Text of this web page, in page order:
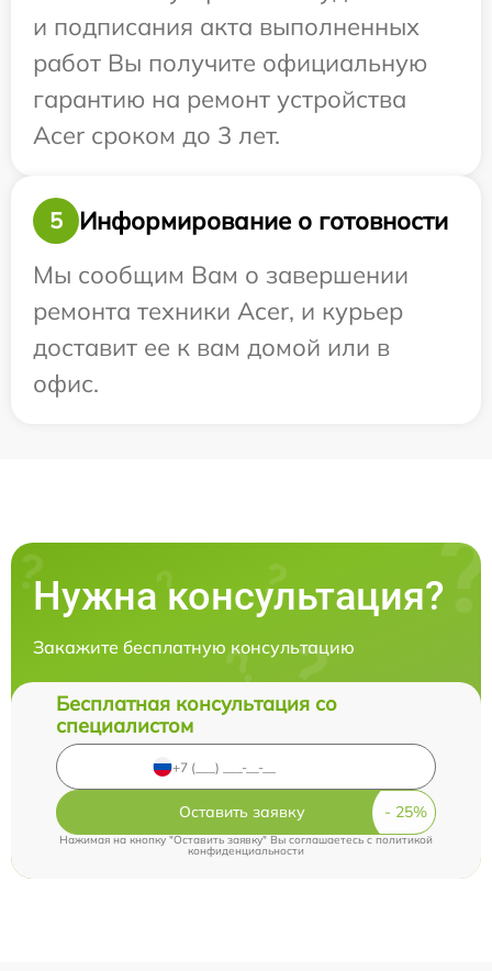
и подписания акта выполненных
работ Вы получите официальную
гарантию на ремонт устройства
Acer сроком до 3 лет.
5
Информирование о готовности
Мы сообщим Вам о завершении
ремонта техники Acer, и курьер
доставит ее к вам домой или в
офис.
Нужна консультация?
Закажите бесплатную консультацию
Бесплатная консультация со
специалистом
Оставить заявку
Нажимая на кнопку "Оставить заявку" Вы соглашаетесь cполитикой
конфиденциальности